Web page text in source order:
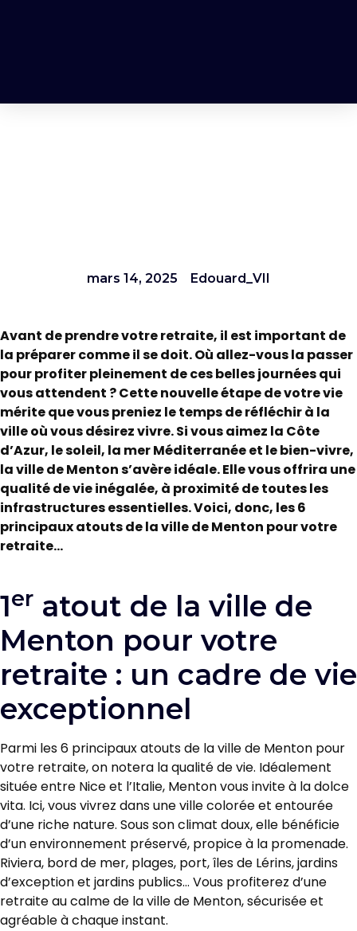
mars 14, 2025 Edouard_VII
Avant de prendre votre retraite, il est important de
la préparer comme il se doit. Où allez-vous la passer
pour profiter pleinement de ces belles journées qui
vous attendent ? Cette nouvelle étape de votre vie
mérite que vous preniez le temps de réfléchir à la
ville où vous désirez vivre. Si vous aimez la Côte
d’Azur, le soleil, la mer Méditerranée et le bien-vivre,
la ville de Menton s’avère idéale. Elle vous offrira une
qualité de vie inégalée, à proximité de toutes les
infrastructures essentielles. Voici, donc, les 6
principaux atouts de la ville de Menton pour votre
retraite…
1er atout de la ville de
Menton pour votre
retraite : un cadre de vie
exceptionnel
Parmi les 6 principaux atouts de la ville de Menton pour
votre retraite, on notera la qualité de vie. Idéalement
située entre Nice et l’Italie, Menton vous invite à la dolce
vita. Ici, vous vivrez dans une ville colorée et entourée
d’une riche nature. Sous son climat doux, elle bénéficie
d’un environnement préservé, propice à la promenade.
Riviera, bord de mer, plages, port, îles de Lérins, jardins
d’exception et jardins publics… Vous profiterez d’une
retraite au calme de la ville de Menton, sécurisée et
agréable à chaque instant.